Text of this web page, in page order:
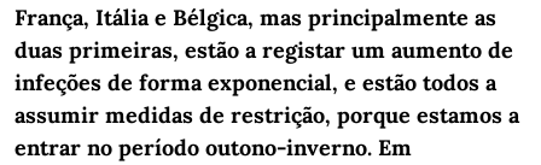
França, Itália e Bélgica, mas principalmente as
duas primeiras, estão a registar um aumento de
infeções de forma exponencial, e estão todos a
assumir medidas de restrição, porque estamos a
entrar no período outono-inverno. Em